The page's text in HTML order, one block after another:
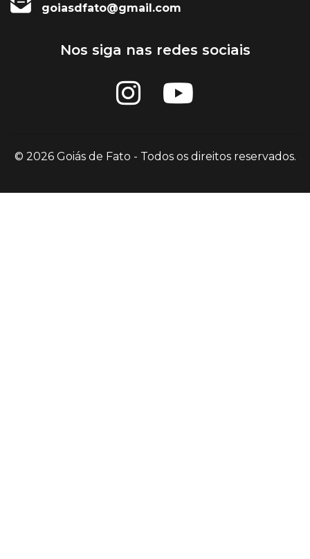
goiasdfato@gmail.com
Nos siga nas redes sociais
© 2026 Goiás de Fato - Todos os direitos reservados.